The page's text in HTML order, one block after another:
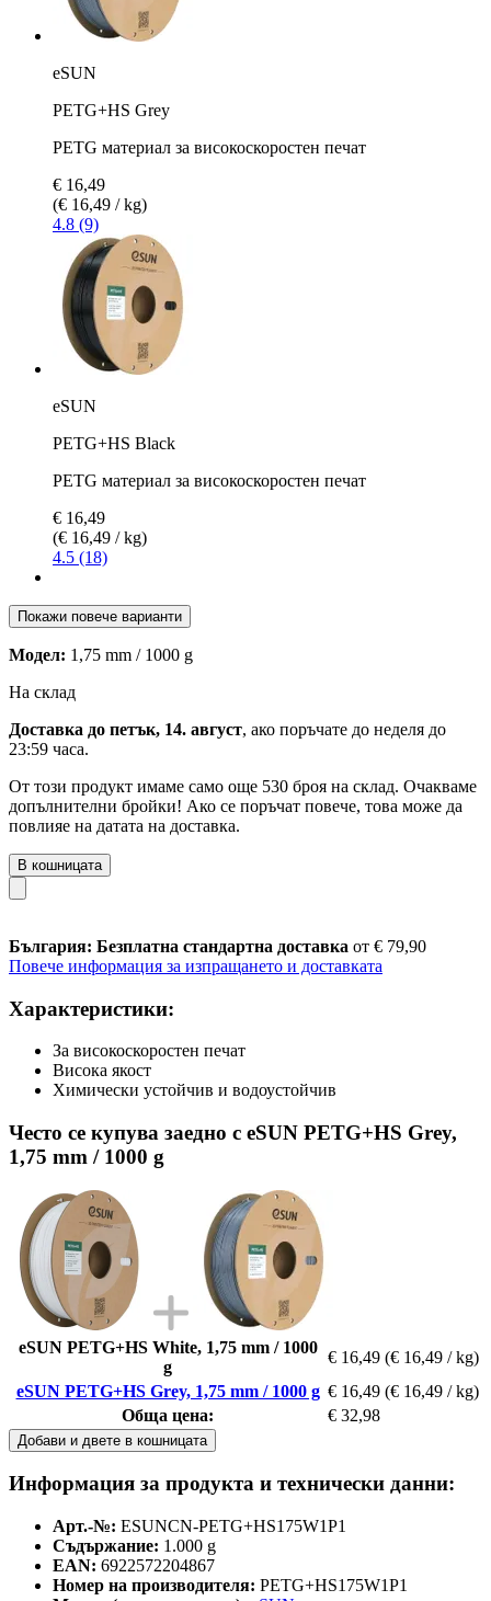
eSUN
PETG+HS Grey
PETG материал за високоскоростен печат
€ 16,49
(€ 16,49 / kg)
4.8 (9)
eSUN
PETG+HS Black
PETG материал за високоскоростен печат
€ 16,49
(€ 16,49 / kg)
4.5 (18)
Покажи повече варианти
Модел: 1,75 mm / 1000 g
На склад
Доставка до петък, 14. август, ако поръчате до неделя до
23:59 часа.
От този продукт имаме само още 530 броя на склад. Очакваме
допълнителни бройки! Ако се поръчат повече, това може да
повлияе на датата на доставка.
В кошницата
България: Безплатна стандартна доставка от € 79,90
Повече информация за изпращането и доставката
Характеристики:
За високоскоростен печат
Висока якост
Химически устойчив и водоустойчив
Често се купува заедно с eSUN PETG+HS Grey,
1,75 mm / 1000 g
eSUN PETG+HS White, 1,75 mm / 1000
g
€ 16,49 (€ 16,49 / kg)
eSUN PETG+HS Grey, 1,75 mm / 1000 g € 16,49 (€ 16,49 / kg)
Обща цена:
€ 32,98
Добави и двете в кошницата
Информация за продукта и технически данни:
Арт.-№: ESUNCN-PETG+HS175W1P1
Съдържание: 1.000 g
EAN: 6922572204867
Номер на производителя: PETG+HS175W1P1